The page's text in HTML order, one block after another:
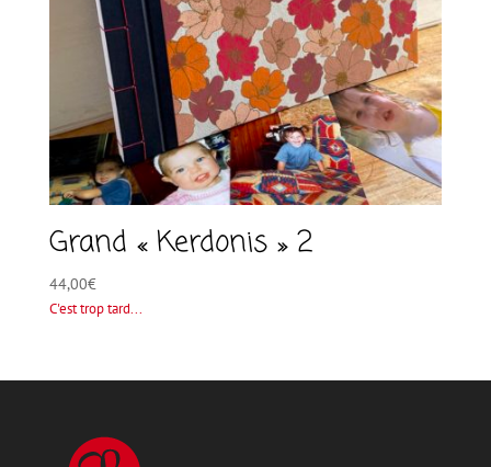
Grand « Kerdonis » 2
44,00€
C'est trop tard...